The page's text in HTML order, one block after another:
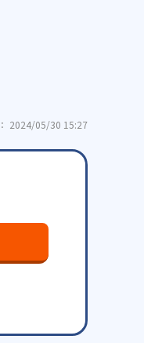
2024/05/30 15:27